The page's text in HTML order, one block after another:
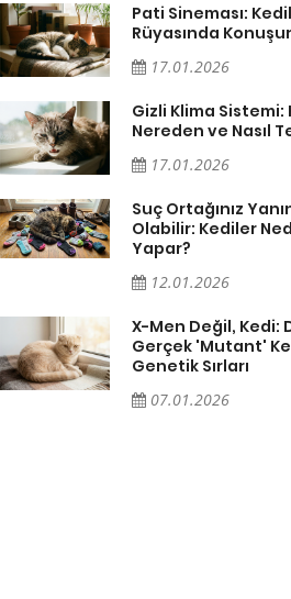
Pati Sineması:
Rüyasında
17.01.2026
Gizli Klima Sistemi:
Nereden ve Nasıl
17.01.2026
Suç Ortağınız
Olabilir: Kediler
Yapar?
12.01.2026
X-Men Değil, Kedi:
Gerçek 'Mutant'
Genetik Sırları
07.01.2026